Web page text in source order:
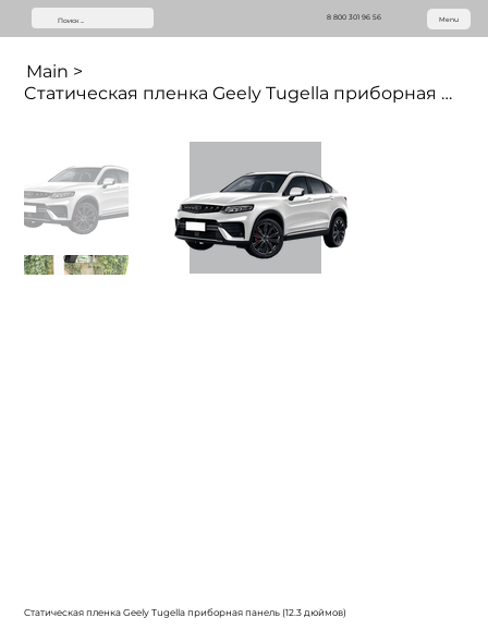
8 800 301 96 56 Menu
Main >
Cтатическая пленка Geely Tugella приборная панель (12.3 дюймов)
Cтатическая пленка Geely Tugella приборная панель (12.3 дюймов)